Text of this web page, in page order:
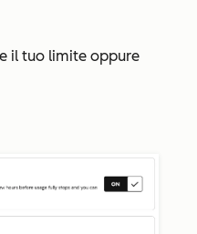
il tuo limite oppure